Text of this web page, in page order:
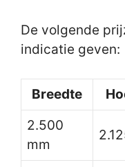
De volgende
indicatie geven:
Breedte
2.500
mm